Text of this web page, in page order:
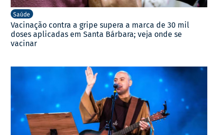
Saúde
Vacinação contra a gripe supera a marca de 30 mil
doses aplicadas em Santa Bárbara; veja onde se
vacinar